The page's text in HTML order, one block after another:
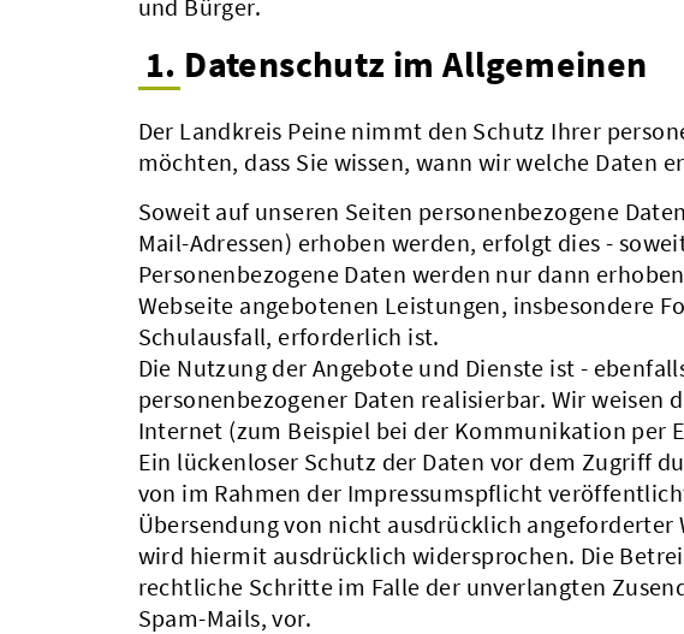
und Bürger.
1. Datenschutz im Allgemeinen
Der Landkreis Peine nimmt den Schutz Ihrer
möchten, dass Sie wissen, wann wir welche Daten
Soweit auf unseren Seiten personenbezogene
Mail-Adressen) erhoben werden, erfolgt dies -
Personenbezogene Daten werden nur dann
Webseite angebotenen Leistungen, insbesondere
Schulausfall, erforderlich ist.
Die Nutzung der Angebote und Dienste ist -
personenbezogener Daten realisierbar. Wir weisen
Internet (zum Beispiel bei der Kommunikation per
Ein lückenloser Schutz der Daten vor dem Zugriff
von im Rahmen der Impressumspflicht
Übersendung von nicht ausdrücklich
wird hiermit ausdrücklich widersprochen. Die
rechtliche Schritte im Falle der unverlangten
Spam-Mails, vor.